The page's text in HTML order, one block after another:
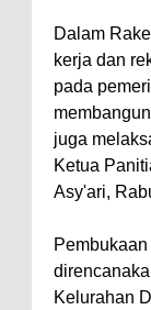
Dalam
kerja dan
pada
juga
Ketua
Asy'ari,
Kelurahan